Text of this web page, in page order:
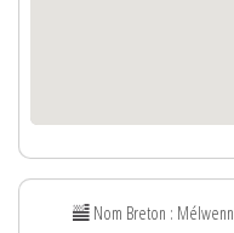
Nom Breton : Mélwenn